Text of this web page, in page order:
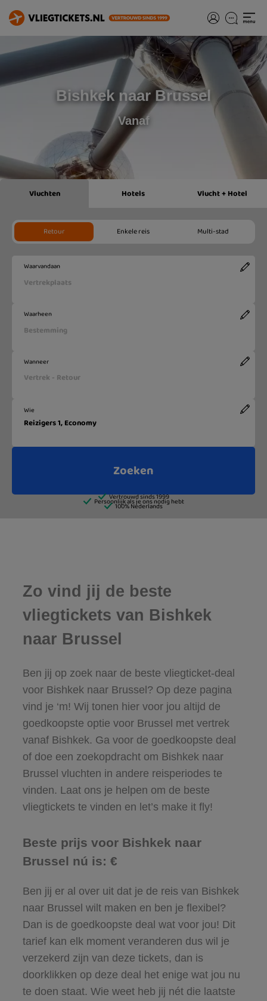
Bishkek naar Brussel
Vanaf
Zo vind jij de beste
vliegtickets van Bishkek
naar Brussel
Ben jij op zoek naar de beste vliegticket-deal
voor Bishkek naar Brussel? Op deze pagina
vind je ‘m! Wij tonen hier voor jou altijd de
goedkoopste optie voor Brussel met vertrek
vanaf Bishkek. Ga voor de goedkoopste deal
of doe een zoekopdracht om Bishkek naar
Brussel vluchten in andere reisperiodes te
vinden. Laat ons je helpen om de beste
vliegtickets te vinden en let’s make it fly!
Beste prijs voor Bishkek naar
Brussel nú is: €
Ben jij er al over uit dat je de reis van Bishkek
naar Brussel wilt maken en ben je flexibel?
Dan is de goedkoopste deal wat voor jou! Dit
tarief kan elk moment veranderen dus wil je
verzekerd zijn van deze tickets, dan is
doorklikken op deze deal het enige wat jou nu
te doen staat. Wie weet heb jij nét die laatste